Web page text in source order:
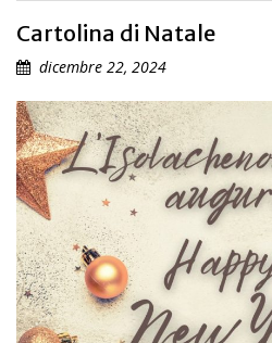
Cartolina di Natale
dicembre 22, 2024